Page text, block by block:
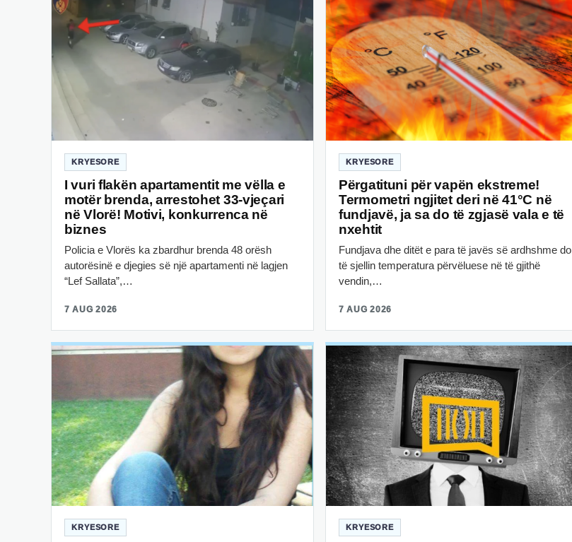
KRYESORE
I vuri flakën apartamentit me vëlla e
motër brenda, arrestohet 33-vjeçari
në Vlorë! Motivi, konkurrenca në
biznes
Policia e Vlorës ka zbardhur brenda 48 orësh
autorësinë e djegies së një apartamenti në lagjen
“Lef Sallata”,…
7 AUG 2026
KRYESORE
Përgatituni për vapën ekstreme!
Termometri ngjitet deri në 41°C në
fundjavë, ja sa do të zgjasë vala e të
nxehtit
Fundjava dhe ditët e para të javës së ardhshme do
të sjellin temperatura përvëluese në të gjithë
vendin,…
7 AUG 2026
KRYESORE KRYESORE